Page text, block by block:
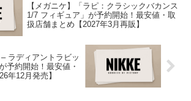
【メガニケ】「ラピ：クラシックバカンス
1/7 フィギュア」が予約開始！最安値・取
扱店舗まとめ【2027年3月再販】
ラディアントラビッ
予約開始！最安値・
年12月発売】